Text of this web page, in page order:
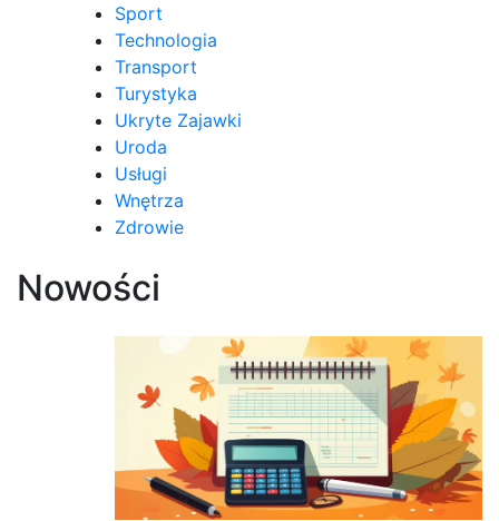
Sport
Technologia
Transport
Turystyka
Ukryte Zajawki
Uroda
Usługi
Wnętrza
Zdrowie
Nowości